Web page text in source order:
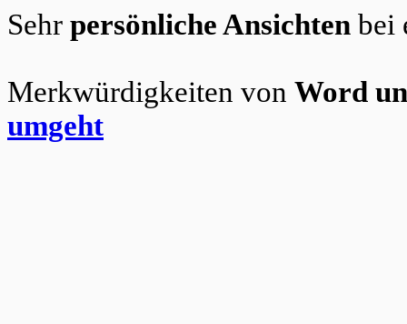
Sehr persönliche Ansichten bei
Merkwürdigkeiten von Word
umgeht